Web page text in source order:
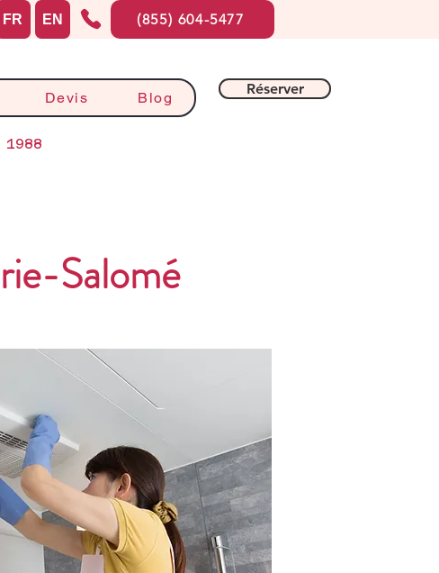
Devis Blog
Réserver
FR EN (855) 604-5477
Salomé